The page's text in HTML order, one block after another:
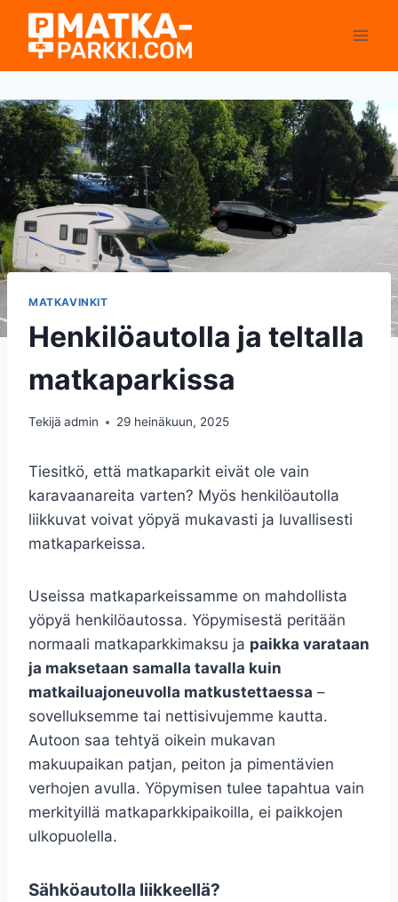
Siirry
sisältöön
MATKAVINKIT
Henkilöautolla ja teltalla
matkaparkissa
Tekijä admin 29 heinäkuun, 2025
Tiesitkö, että matkaparkit eivät ole vain
karavaanareita varten? Myös henkilöautolla
liikkuvat voivat yöpyä mukavasti ja luvallisesti
matkaparkeissa.
Useissa matkaparkeissamme on mahdollista
yöpyä henkilöautossa. Yöpymisestä peritään
normaali matkaparkkimaksu ja paikka varataan
ja maksetaan samalla tavalla kuin
matkailuajoneuvolla matkustettaessa –
sovelluksemme tai nettisivujemme kautta.
Autoon saa tehtyä oikein mukavan
makuupaikan patjan, peiton ja pimentävien
verhojen avulla. Yöpymisen tulee tapahtua vain
merkityillä matkaparkkipaikoilla, ei paikkojen
ulkopuolella.
Sähköautolla liikkeellä?